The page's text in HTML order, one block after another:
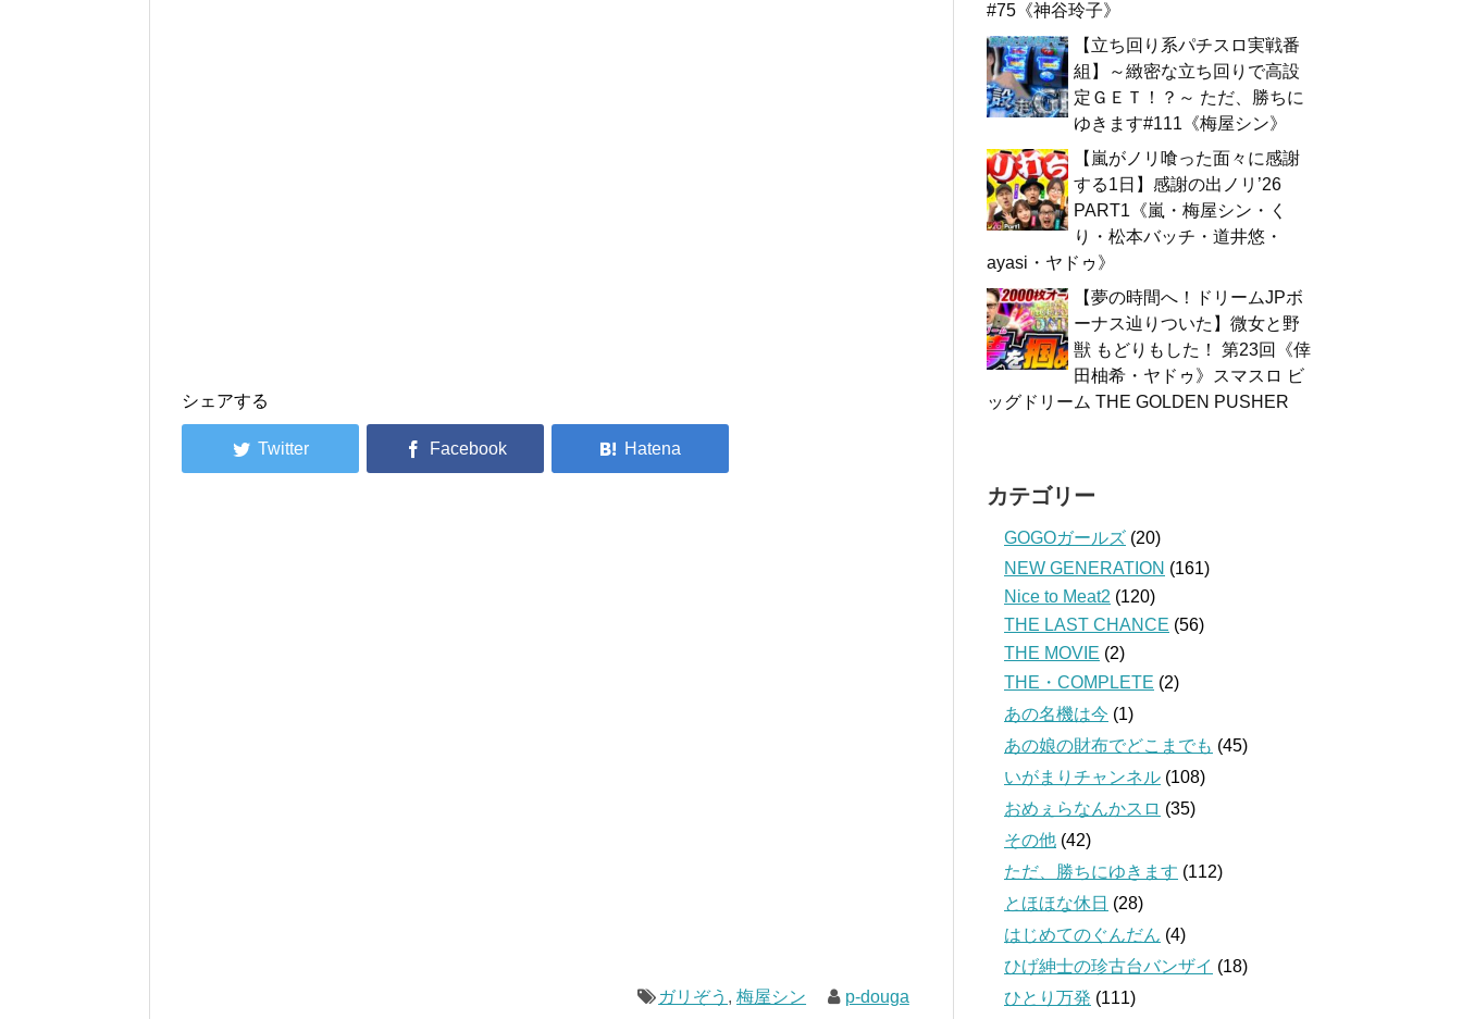
シェアする
ガリぞう ,梅屋シン p-douga
#75《神谷玲子》
【立ち回り系パチスロ実戦番
組】～緻密な立ち回りで高設
定ＧＥＴ！？～ ただ、勝ちに
ゆきます#111《梅屋シン》
【嵐がノリ喰った面々に感謝
する1日】感謝の出ノリ’26
PART1《嵐・梅屋シン・く
り・松本バッチ・道井悠・
ayasi・ヤドゥ》
【夢の時間へ！ドリームJPボ
ーナス辿りついた】微女と野
獣 もどりもした！ 第23回《倖
田柚希・ヤドゥ》スマスロ ビ
ッグドリーム THE GOLDEN PUSHER
カテゴリー
GOGOガールズ (20)
NEW GENERATION (161)
Nice to Meat2 (120)
THE LAST CHANCE (56)
THE MOVIE (2)
THE・COMPLETE (2)
あの名機は今 (1)
あの娘の財布でどこまでも (45)
いがまりチャンネル (108)
おめぇらなんかスロ (35)
その他 (42)
ただ、勝ちにゆきます (112)
とほほな休日 (28)
はじめてのぐんだん (4)
ひげ紳士の珍古台バンザイ (18)
ひとり万発 (111)